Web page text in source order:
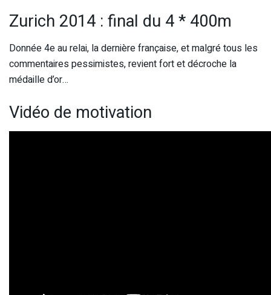
Zurich 2014 : final du 4 * 400m
Donnée 4e au relai, la dernière française, et malgré tous les
commentaires pessimistes, revient fort et décroche la
médaille d’or…
Vidéo de motivation